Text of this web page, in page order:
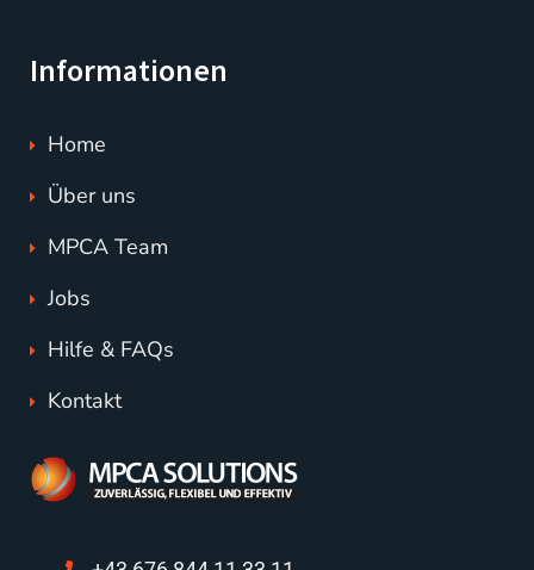
Informationen
Home
Über uns
MPCA Team
Jobs
Hilfe & FAQs
Kontakt